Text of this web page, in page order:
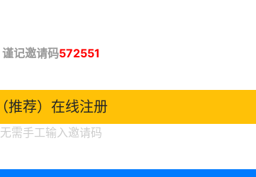
谨记邀请码572551
（推荐）在线注册
无需手工输入邀请码